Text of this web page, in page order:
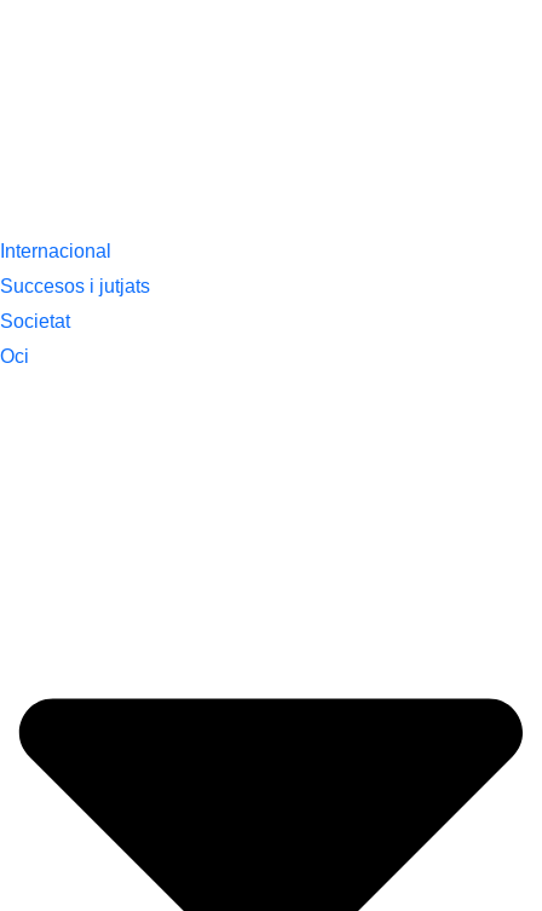
Internacional
Succesos i jutjats
Societat
Oci